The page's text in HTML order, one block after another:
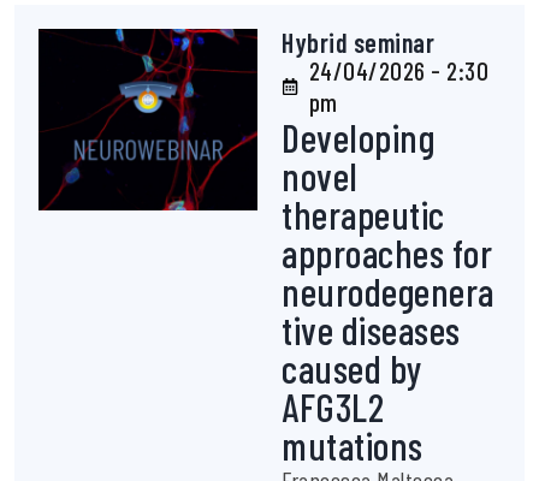
Hybrid seminar
24/04/2026 - 2:30
pm
Developing
novel
therapeutic
approaches for
neurodegenera
tive diseases
caused by
AFG3L2
mutations